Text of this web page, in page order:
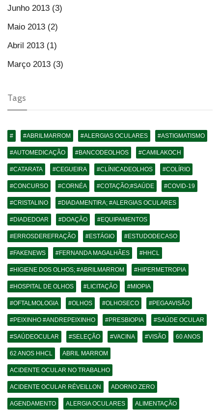
Junho 2013 (3)
Maio 2013 (2)
Abril 2013 (1)
Março 2013 (3)
Tags
# #ABRILMARROM #ALERGIAS OCULARES #ASTIGMATISMO
#AUTOMEDICAÇÃO #BANCODEOLHOS #CAMILAKOCH
#CATARATA #CEGUEIRA #CLÍNICADEOLHOS #COLÍRIO
#CONCURSO #CORNÉA #COTAÇÃO;#SAÚDE #COVID-19
#CRISTALINO #DIADAMENTIRA; #ALERGIAS OCULARES
#DIADEDOAR #DOAÇÃO #EQUIPAMENTOS
#ERROSDEREFRAÇÃO #ESTÁGIO #ESTUDODECASO
#FAKENEWS #FERNANDA MAGALHÃES #HHCL
#HIGIENE DOS OLHOS; #ABRILMARROM #HIPERMETROPIA
#HOSPITAL DE OLHOS #LICITAÇÃO #MIOPIA
#OFTALMOLOGIA #OLHOS #OLHOSECO #PEGAAVISÃO
#PEIXINHO #ANDREPEIXINHO #PRESBIOPIA #SAÚDE OCULAR
#SAÚDEOCULAR #SELEÇÃO #VACINA #VISÃO 60 ANOS
62 ANOS HHCL ABRIL MARROM
ACIDENTE OCULAR NO TRABALHO
ACIDENTE OCULAR RÉVEILLON ADORNO ZERO
AGENDAMENTO ALERGIA OCULARES ALIMENTAÇÃO